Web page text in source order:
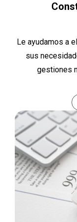
Le ayudamos a
sus
gestiones